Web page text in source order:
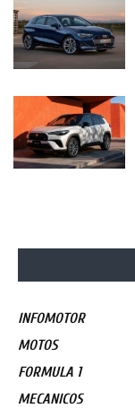
INFOMOTOR
MOTOS
FORMULA 1
MECANICOS